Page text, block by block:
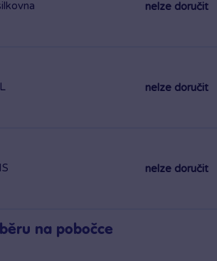
nelze doručit
nelze doručit
nelze doručit
na pobočce